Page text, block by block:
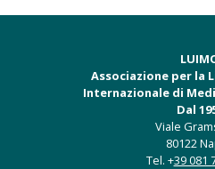
Associazione per la
Internazionale di
Dal
Viale
80122
Tel. +39 081